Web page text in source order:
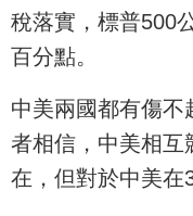
稅落實，標普500
百分點。
中美兩國都有傷不
者相信，中美相互
在，但對於中美在